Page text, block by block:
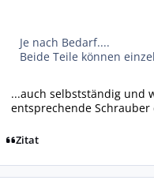
Je nach Bedarf....
Beide Teile können
...auch selbstständig und
entsprechende Schrauber
Zitat